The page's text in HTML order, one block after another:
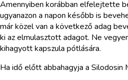
Amennyiben korábban elfelejtette
ugyanazon a napon később is
már közel van a következő adag
ki az elmulasztott adagot. Ne
kihagyott kapszula pótlására.
Ha idő előtt abbahagyja a Silodosin